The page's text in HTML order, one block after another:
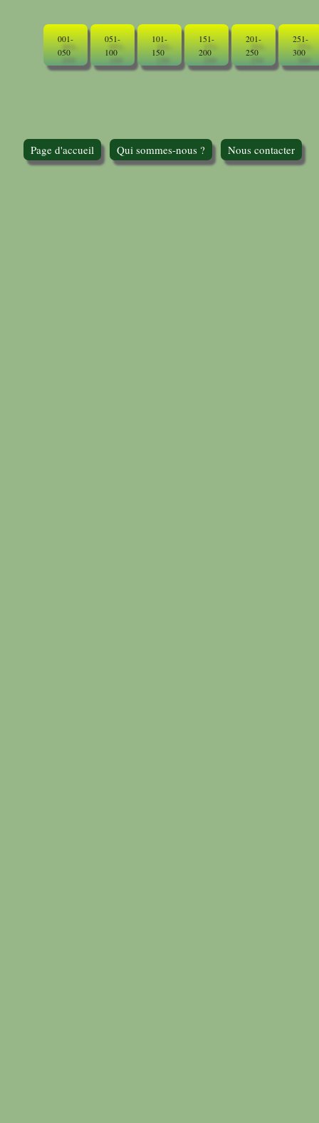
001-
050
051-
100
101-
150
151-
200
201-
250
251-
300
Page d'accueil Qui sommes-nous ? Nous contacter